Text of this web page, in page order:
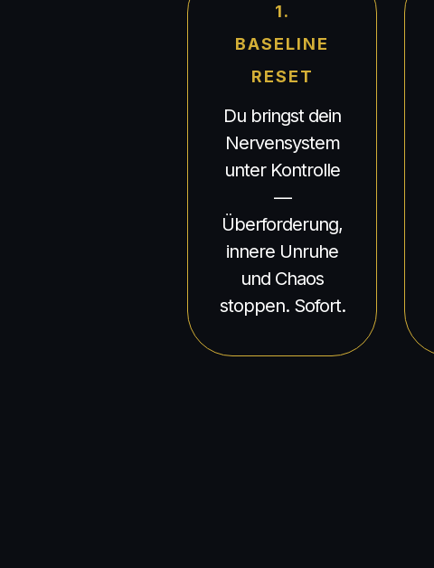
1.
BASELINE
RESET
Du bringst dein
Nervensystem
unter Kontrolle
—
Überforderung,
innere Unruhe
und Chaos
stoppen. Sofort.